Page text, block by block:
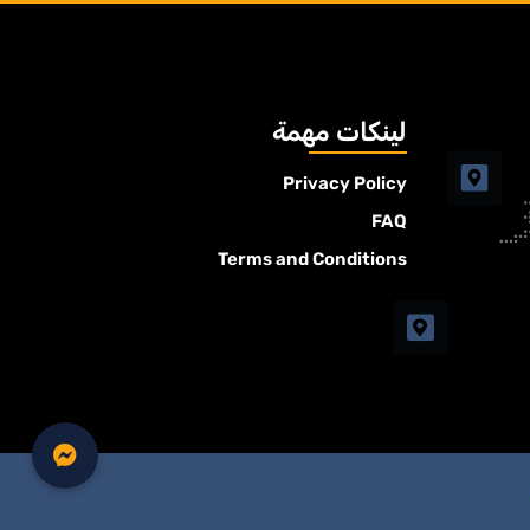
لينكات مهمة
Privacy Policy
FAQ
Terms and Conditions